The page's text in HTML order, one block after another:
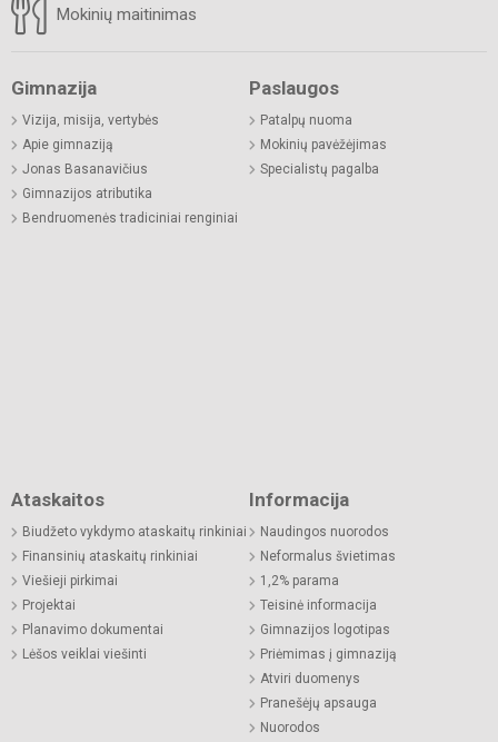
Mokinių maitinimas
Gimnazija
Vizija, misija, vertybės
Apie gimnaziją
Jonas Basanavičius
Gimnazijos atributika
Bendruomenės tradiciniai renginiai
Paslaugos
Patalpų nuoma
Mokinių pavėžėjimas
Specialistų pagalba
Ataskaitos
Biudžeto vykdymo ataskaitų rinkiniai
Finansinių ataskaitų rinkiniai
Viešieji pirkimai
Projektai
Planavimo dokumentai
Lėšos veiklai viešinti
Informacija
Naudingos nuorodos
Neformalus švietimas
1,2% parama
Teisinė informacija
Gimnazijos logotipas
Priėmimas į gimnaziją
Atviri duomenys
Pranešėjų apsauga
Nuorodos